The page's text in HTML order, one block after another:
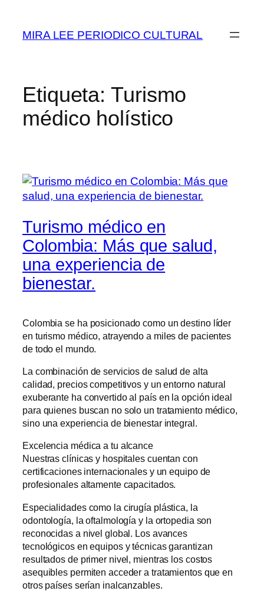
contenido
MIRA LEE PERIODICO CULTURAL
Etiqueta: Turismo
médico holístico
Turismo médico en
Colombia: Más que salud,
una experiencia de
bienestar.
Colombia se ha posicionado como un destino líder
en turismo médico, atrayendo a miles de pacientes
de todo el mundo.
La combinación de servicios de salud de alta
calidad, precios competitivos y un entorno natural
exuberante ha convertido al país en la opción ideal
para quienes buscan no solo un tratamiento médico,
sino una experiencia de bienestar integral.
Excelencia médica a tu alcance
Nuestras clínicas y hospitales cuentan con
certificaciones internacionales y un equipo de
profesionales altamente capacitados.
Especialidades como la cirugía plástica, la
odontología, la oftalmología y la ortopedia son
reconocidas a nivel global. Los avances
tecnológicos en equipos y técnicas garantizan
resultados de primer nivel, mientras los costos
asequibles permiten acceder a tratamientos que en
otros países serían inalcanzables.